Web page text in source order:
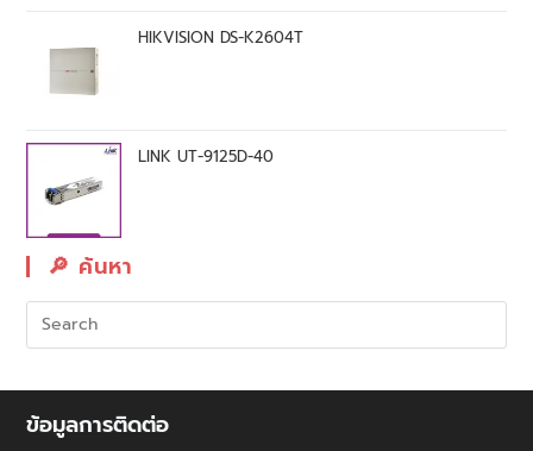
HIKVISION DS-K2604T
LINK UT-9125D-40
🔎︎ ค้นหา
ข้อมูลการติดต่อ